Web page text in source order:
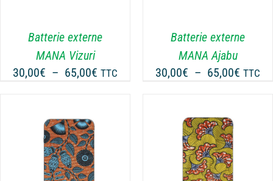
Batterie externe
MANA Vizuri
30,00€ – 65,00€ Plage
TTC
LES
OPTIONS
PEUVENT
ÊTRE
LA
PAGE
DU
PRODUIT
Batterie externe
MANA Ajabu
30,00€ – 65,00€ Plage
TTC
CHOIX DES OPTIONS
CE
/ DÉTAILS